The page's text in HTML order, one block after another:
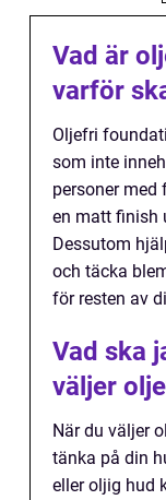
Vad är
varför
Oljefri
som inte
personer med
en matt finish
Dessutom
och täcka
för resten av
Vad ska
väljer
När du väljer
tänka på din
eller oljig hud